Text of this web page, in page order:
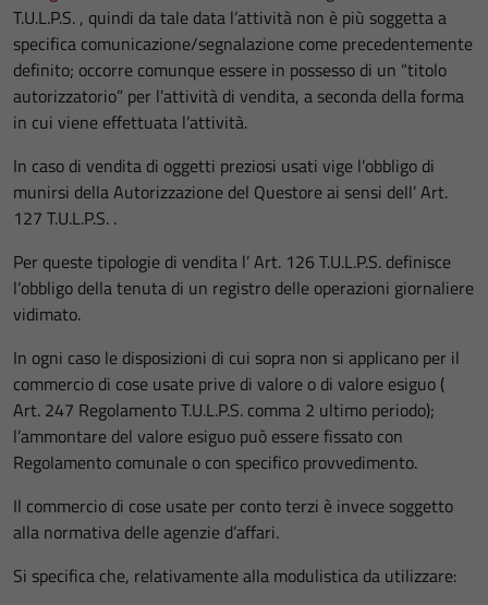
T.U.L.P.S. , quindi da tale data l’attività non è più soggetta a
specifica comunicazione/segnalazione come precedentemente
definito; occorre comunque essere in possesso di un “titolo
autorizzatorio” per l’attività di vendita, a seconda della forma
in cui viene effettuata l’attività.
In caso di vendita di oggetti preziosi usati vige l’obbligo di
munirsi della Autorizzazione del Questore ai sensi dell’ Art.
127 T.U.L.P.S. .
Per queste tipologie di vendita l’ Art. 126 T.U.L.P.S. definisce
l’obbligo della tenuta di un registro delle operazioni giornaliere
vidimato.
In ogni caso le disposizioni di cui sopra non si applicano per il
commercio di cose usate prive di valore o di valore esiguo (
Art. 247 Regolamento T.U.L.P.S. comma 2 ultimo periodo);
l’ammontare del valore esiguo può essere fissato con
Regolamento comunale o con specifico provvedimento.
Il commercio di cose usate per conto terzi è invece soggetto
alla normativa delle agenzie d’affari.
Si specifica che, relativamente alla modulistica da utilizzare: